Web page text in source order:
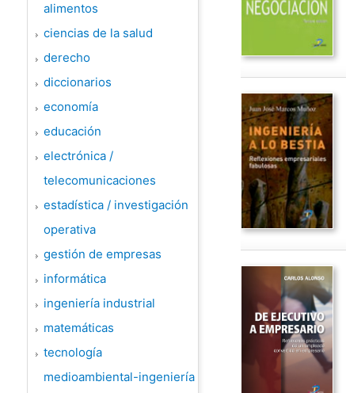
alimentos
ciencias de la salud
derecho
diccionarios
economía
educación
electrónica /
telecomunicaciones
estadística / investigación
operativa
gestión de empresas
informática
ingeniería industrial
matemáticas
tecnología
medioambiental-ingeniería